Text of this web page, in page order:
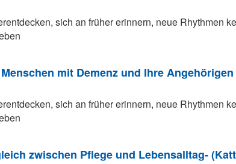
sich an früher erinnern, neue Rhythmen
mit Demenz und Ihre
sich an früher erinnern, neue Rhythmen
zwischen Pflege und Lebensalltag-